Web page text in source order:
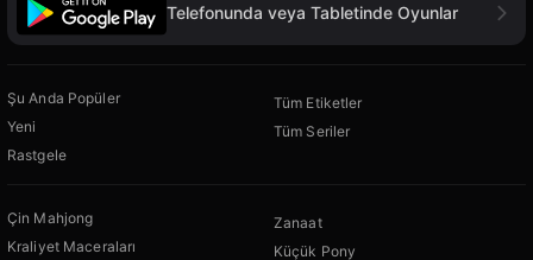
Telefonunda veya Tabletinde Oyunlar
Şu Anda Popüler
Yeni
Rastgele
Tüm Etiketler
Tüm Seriler
Çin Mahjong
Kraliyet Maceraları
Zanaat
Küçük Pony